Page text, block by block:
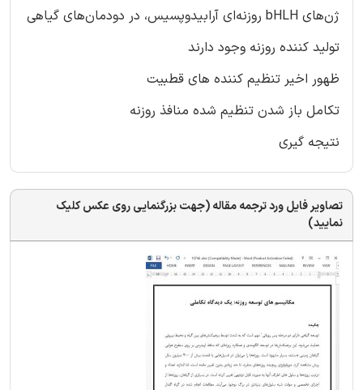
ژن‌های bHLH روزنه‌ای آرابیدوپسیس، در دودمان‌های گیاهی
تولید کننده روزنه وجود دارند
ظهور اخیر تنظیم کننده های قطبیت
تکامل باز شدن تنظیم شده منافذ روزنه
نتیجه گیری
تصاویر فایل ورد ترجمه مقاله (جهت بزرگنمایی روی عکس کلیک
نمایید)